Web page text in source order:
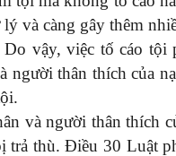
và càng gây thêm
Do vậy, việc tố cáo tội
người thân thích của
và người thân thích
trả thù. Điều 30 Luật